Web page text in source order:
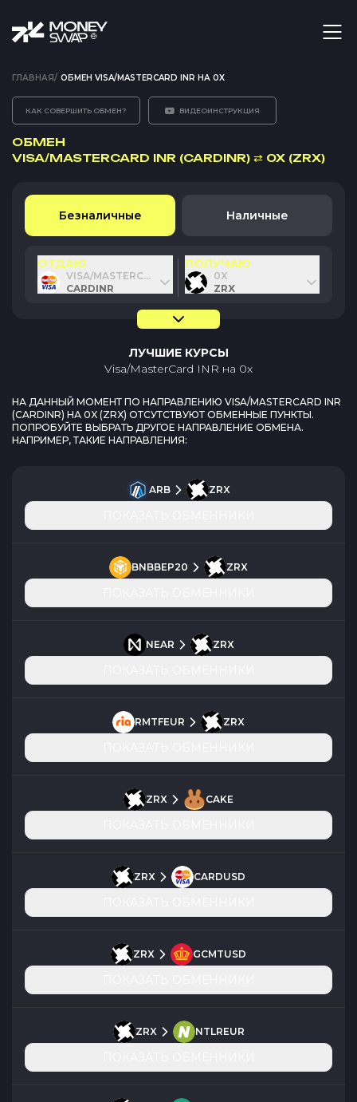
ГЛАВНАЯ/ ОБМЕН VISA/MASTERCARD INR НА 0X
КАК СОВЕРШИТЬ ОБМЕН? ВИДЕОИНСТРУКЦИЯ
ОБМЕН
VISA/MASTERCARD INR (CARDINR) ⇄ 0X (ZRX)
Безналичные Наличные
ОТДАЮ
VISA/MASTERCARD INR
CARDINR
ПОЛУЧАЮ
0X
ZRX
ЛУЧШИЕ КУРСЫ
Visa/MasterCard INR на 0x
НА ДАННЫЙ МОМЕНТ ПО НАПРАВЛЕНИЮ VISA/MASTERCARD INR
(CARDINR) НА 0X (ZRX) ОТСУТСТВУЮТ ОБМЕННЫЕ ПУНКТЫ.
ПОПРОБУЙТЕ ВЫБРАТЬ ДРУГОЕ НАПРАВЛЕНИЕ ОБМЕНА.
НАПРИМЕР, ТАКИЕ НАПРАВЛЕНИЯ:
ARB ZRX
BNBBEP20 ZRX
NEAR ZRX
RMTFEUR ZRX
ZRX CAKE
ZRX CARDUSD
ZRX GCMTUSD
ZRX NTLREUR